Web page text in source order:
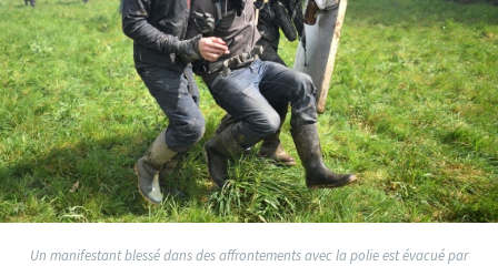
Un manifestant blessé dans des affrontements avec la polie est évacué par